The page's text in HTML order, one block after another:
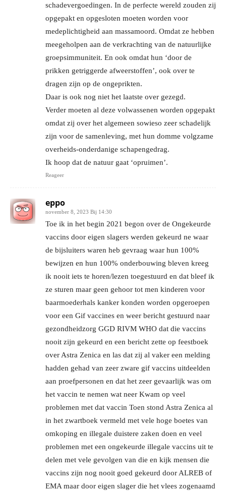
schadevergoedingen. In de perfecte wereld zouden zij
opgepakt en opgesloten moeten worden voor
medeplichtigheid aan massamoord. Omdat ze hebben
meegeholpen aan de verkrachting van de natuurlijke
groepsimmuniteit. En ook omdat hun ‘door de
prikken getriggerde afweerstoffen’, ook over te
dragen zijn op de ongeprikten.
Daar is ook nog niet het laatste over gezegd.
Verder moeten al deze volwassenen worden opgepakt
omdat zij over het algemeen sowieso zeer schadelijk
zijn voor de samenleving, met hun domme volgzame
overheids-onderdanige schapengedrag.
Ik hoop dat de natuur gaat ‘opruimen’.
Reageer
eppo
november 8, 2023 Bij 14:30
Toe ik in het begin 2021 begon over de Ongekeurde
vaccins door eigen slagers werden gekeurd ne waar
de bijsluiters waren heb gevraag waar hun 100%
bewijzen en hun 100% onderbouwing bleven kreeg
ik nooit iets te horen/lezen toegestuurd en dat bleef ik
ze sturen maar geen gehoor tot men kinderen voor
baarmoederhals kanker konden worden opgeroepen
voor een Gif vaccines en weer bericht gestuurd naar
gezondheidzorg GGD RIVM WHO dat die vaccins
nooit zijn gekeurd en een bericht zette op feestboek
over Astra Zenica en las dat zij al vaker een melding
hadden gehad van zeer zware gif vaccins uitdeelden
aan proefpersonen en dat het zeer gevaarlijk was om
het vaccin te nemen wat neer Kwam op veel
problemen met dat vaccin Toen stond Astra Zenica al
in het zwartboek vermeld met vele hoge boetes van
omkoping en illegale duistere zaken doen en veel
problemen met een ongekeurde illegale vaccins uit te
delen met vele gevolgen van die en kijk mensen die
vaccins zijn nog nooit goed gekeurd door ALREB of
EMA maar door eigen slager die het vlees zogenaamd